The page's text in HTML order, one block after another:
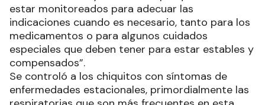
estar monitoreados para adecuar las
indicaciones cuando es necesario, tanto para los
medicamentos o para algunos cuidados
especiales que deben tener para estar estables y
compensados”.
Se controló a los chiquitos con síntomas de
enfermedades estacionales, primordialmente las